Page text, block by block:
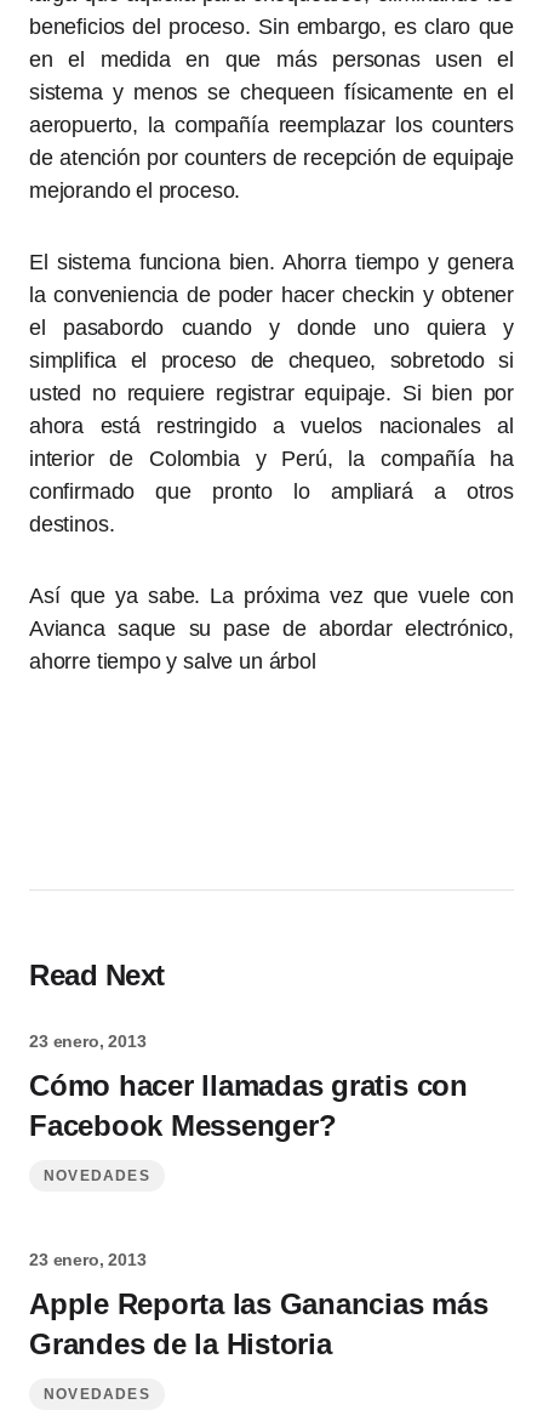
beneficios del proceso. Sin embargo, es claro que
en el medida en que más personas usen el
sistema y menos se chequeen físicamente en el
aeropuerto, la compañía reemplazar los counters
de atención por counters de recepción de equipaje
mejorando el proceso.
El sistema funciona bien. Ahorra tiempo y genera
la conveniencia de poder hacer checkin y obtener
el pasabordo cuando y donde uno quiera y
simplifica el proceso de chequeo, sobretodo si
usted no requiere registrar equipaje. Si bien por
ahora está restringido a vuelos nacionales al
interior de Colombia y Perú, la compañía ha
confirmado que pronto lo ampliará a otros
destinos.
Así que ya sabe. La próxima vez que vuele con
Avianca saque su pase de abordar electrónico,
ahorre tiempo y salve un árbol
Read Next
23 enero, 2013
Cómo hacer llamadas gratis con
Facebook Messenger?
NOVEDADES
23 enero, 2013
Apple Reporta las Ganancias más
Grandes de la Historia
NOVEDADES